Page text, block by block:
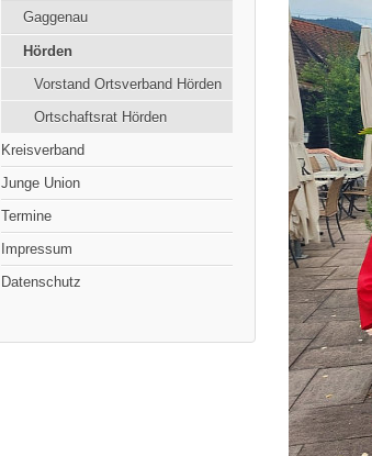
Gaggenau
Hörden
Vorstand Ortsverband Hörden
Ortschaftsrat Hörden
Kreisverband
Junge Union
Termine
Impressum
Datenschutz